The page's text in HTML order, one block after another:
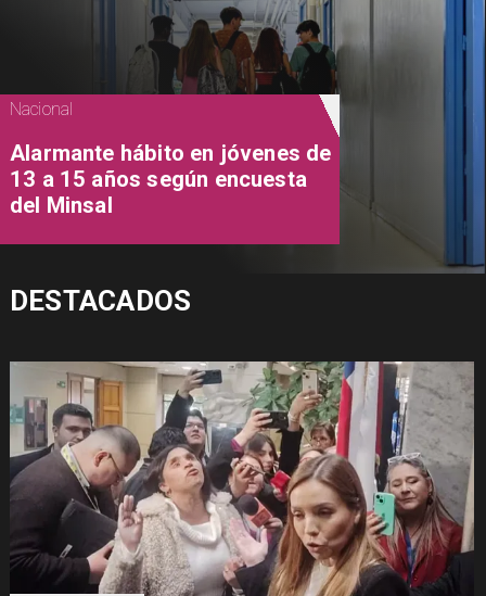
Nacional
Alarmante hábito en jóvenes de
13 a 15 años según encuesta
del Minsal
DESTACADOS